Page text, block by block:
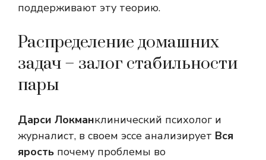
поддерживают эту теорию.
Распределение домашних
задач – залог стабильности
пары
Дарси Локманклинический психолог и
журналист, в своем эссе анализирует Вся
ярость почему проблемы во